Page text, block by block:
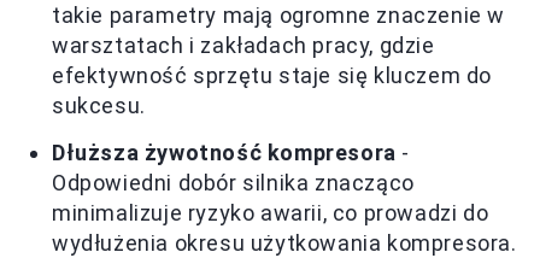
takie parametry mają ogromne znaczenie w
warsztatach i zakładach pracy, gdzie
efektywność sprzętu staje się kluczem do
sukcesu.
Dłuższa żywotność kompresora -
Odpowiedni dobór silnika znacząco
minimalizuje ryzyko awarii, co prowadzi do
wydłużenia okresu użytkowania kompresora.